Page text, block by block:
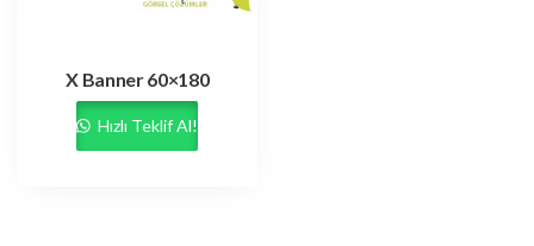
X Banner 60×180
Hızlı Teklif Al!